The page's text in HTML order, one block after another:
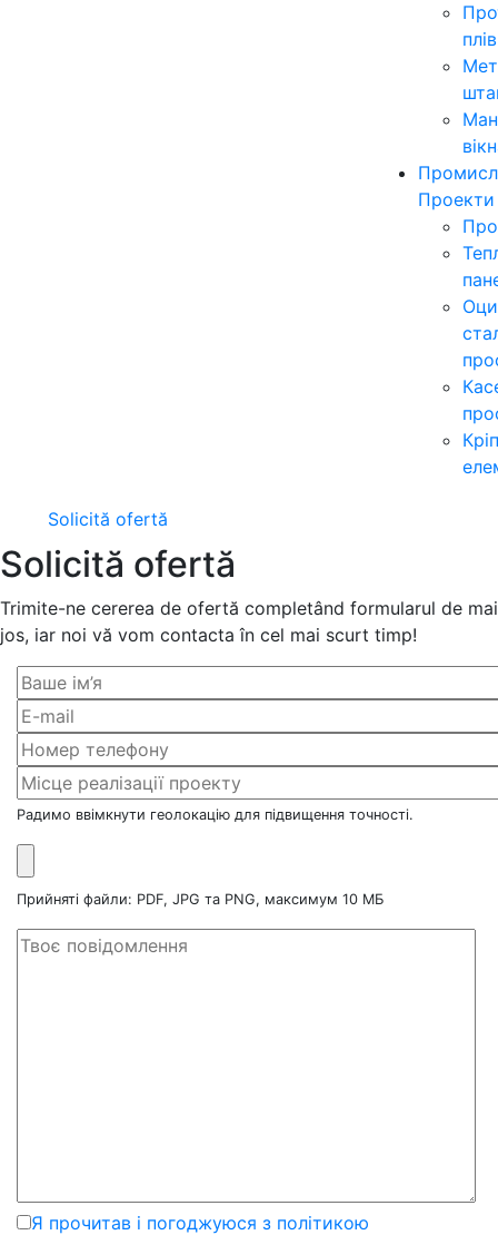
Проекти
Solicită ofertă
Solicită ofertă
Trimite-ne cererea de ofertă completând formularul de mai
jos, iar noi vă vom contacta în cel mai scurt timp!
Радимо ввімкнути геолокацію для підвищення точності.
Прийняті файли: PDF, JPG та PNG, максимум 10 МБ
Я прочитав і погоджуюся з політикою